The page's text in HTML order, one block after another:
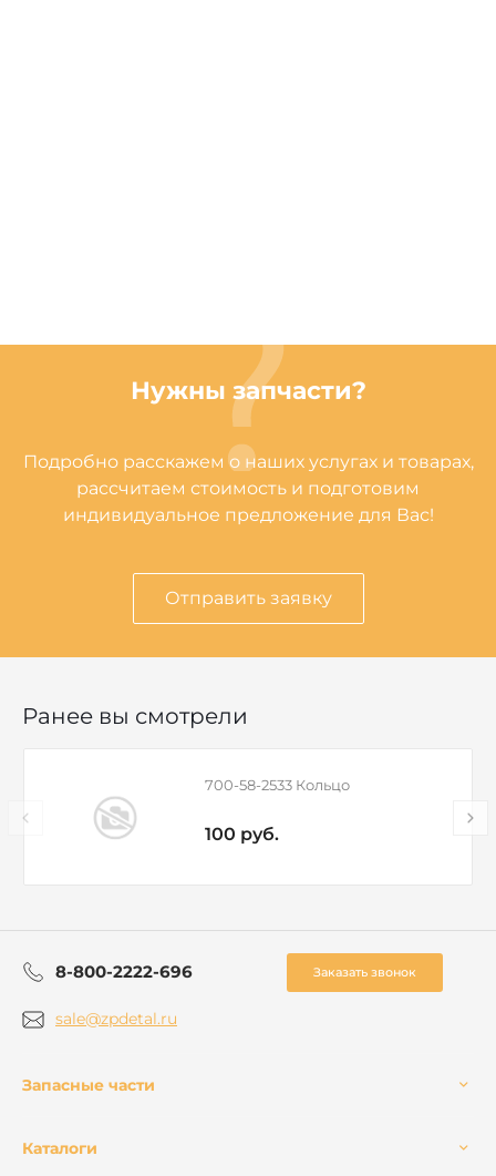
Нужны запчасти?
Подробно расскажем о наших услугах и товарах,
рассчитаем стоимость и подготовим
индивидуальное предложение для Вас!
Отправить заявку
Ранее вы смотрели
700-58-2533 Кольцо
100 руб.
8-800-2222-696 Заказать звонок
sale@zpdetal.ru
Запасные части
Каталоги